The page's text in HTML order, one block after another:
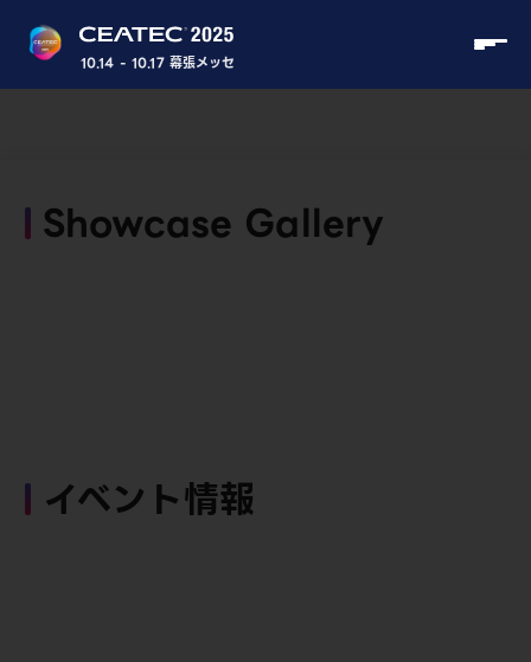
10.14 - 10.17 幕張メッセ
Showcase Gallery
イベント情報